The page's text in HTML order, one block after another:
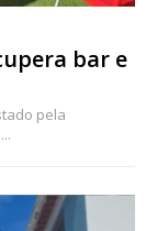
bar e
pela